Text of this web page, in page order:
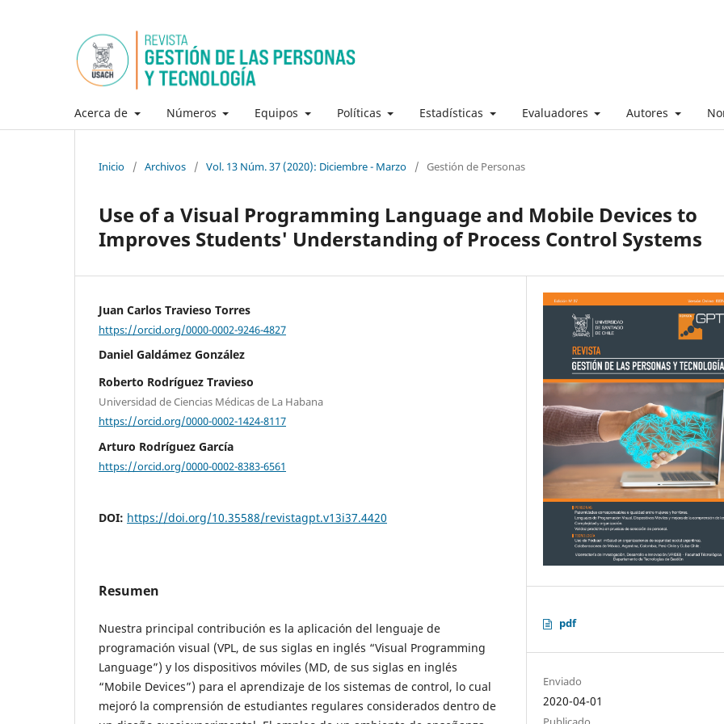
Acerca de Números Equipos Políticas Estadísticas Evaluadores Autores
Inicio / Archivos / Vol. 13 Núm. 37 (2020): Diciembre - Marzo / Gestión de Personas
Use of a Visual Programming Language and Mobile Devices to
Improves Students' Understanding of Process Control Systems
Juan Carlos Travieso Torres
https://orcid.org/0000-0002-9246-4827
Daniel Galdámez González
Roberto Rodríguez Travieso
Universidad de Ciencias Médicas de La Habana
https://orcid.org/0000-0002-1424-8117
Arturo Rodríguez García
https://orcid.org/0000-0002-8383-6561
DOI: https://doi.org/10.35588/revistagpt.v13i37.4420
Resumen
Nuestra principal contribución es la aplicación del lenguaje de
programación visual (VPL, de sus siglas en inglés “Visual Programming
Language”) y los dispositivos móviles (MD, de sus siglas en inglés
“Mobile Devices”) para el aprendizaje de los sistemas de control, lo cual
mejoró la comprensión de estudiantes regulares considerados dentro de
pdf
Enviado
2020-04-01